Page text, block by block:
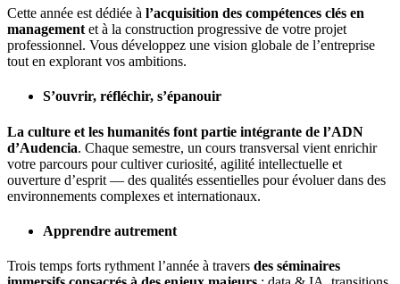
Cette année est dédiée à l’acquisition des compétences clés en
management et à la construction progressive de votre projet
professionnel. Vous développez une vision globale de l’entreprise
tout en explorant vos ambitions.
S’ouvrir, réfléchir, s’épanouir
La culture et les humanités font partie intégrante de l’ADN
d’Audencia. Chaque semestre, un cours transversal vient enrichir
votre parcours pour cultiver curiosité, agilité intellectuelle et
ouverture d’esprit — des qualités essentielles pour évoluer dans des
environnements complexes et internationaux.
Apprendre autrement
Trois temps forts rythment l’année à travers des séminaires